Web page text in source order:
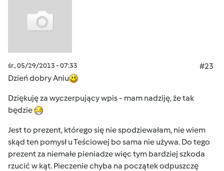
śr., 05/29/2013 - 07:33
#23
Dzień dobry Aniu
Dziękuję za wyczerpujący wpis - mam nadziję, że tak
będzie
Jest to prezent, którego się nie spodziewałam, nie wiem
skąd ten pomysł u Teściowej bo sama nie używa. Do tego
prezent za niemałe pieniadze więc tym bardziej szkoda
rzucić w kąt. Pieczenie chyba na początek odpuszczę